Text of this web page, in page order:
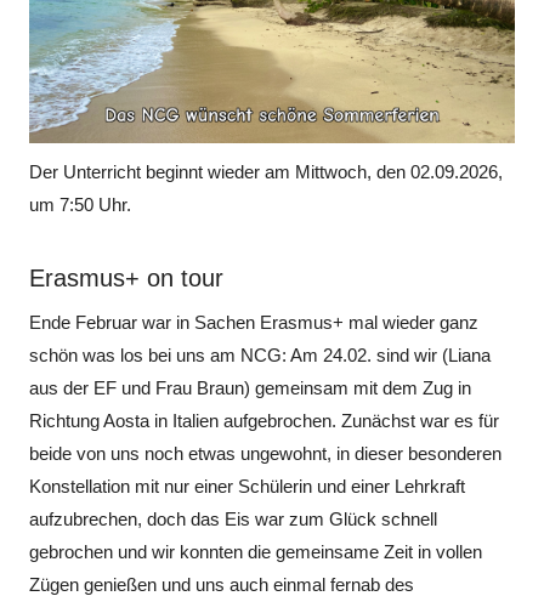
Der Unterricht beginnt wieder am Mittwoch, den 02.09.2026,
um 7:50 Uhr.
Erasmus+ on tour
Ende Februar war in Sachen Erasmus+ mal wieder ganz
schön was los bei uns am NCG: Am 24.02. sind wir (Liana
aus der EF und Frau Braun) gemeinsam mit dem Zug in
Richtung Aosta in Italien aufgebrochen. Zunächst war es für
beide von uns noch etwas ungewohnt, in dieser besonderen
Konstellation mit nur einer Schülerin und einer Lehrkraft
aufzubrechen, doch das Eis war zum Glück schnell
gebrochen und wir konnten die gemeinsame Zeit in vollen
Zügen genießen und uns auch einmal fernab des